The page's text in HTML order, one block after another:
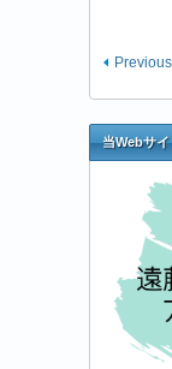
当Webサ